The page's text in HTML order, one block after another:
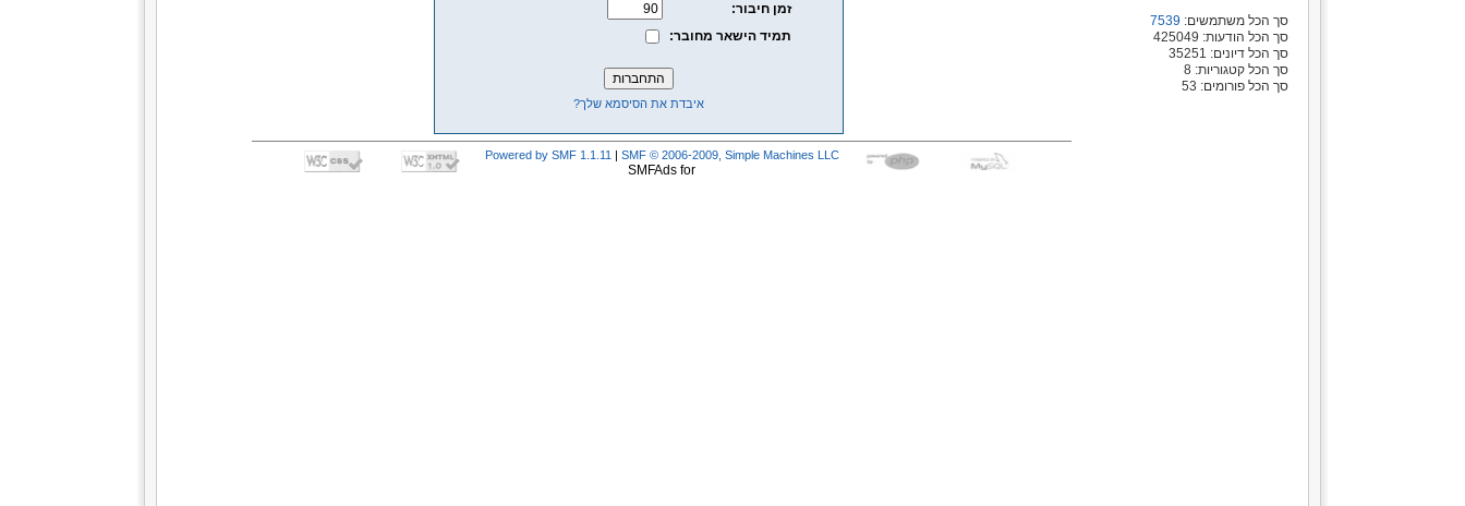
סך הכל משתמשים: 7539
סך הכל הודעות: 425049
סך הכל דיונים: 35251
סך הכל קטגוריות: 8
סך הכל פורומים: 53
זמן חיבור:
תמיד הישאר מחובר:
איבדת את הסיסמא שלך?
Powered by SMF 1.1.11 | SMF © 2006-2009, Simple Machines LLC
SMFAds for